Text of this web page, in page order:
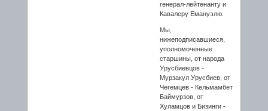
генерал-лейтенанту и
Кавалеру Емануэлю.
Мы,
нижеподписавшиеся,
уполномоченные
старшины, от народа
Уpусбиевцов -
Мурзакул Уpусбиев, от
Чегемцев - Кельмамбет
Баймурзов, от
Хуламцов и Бизинги -